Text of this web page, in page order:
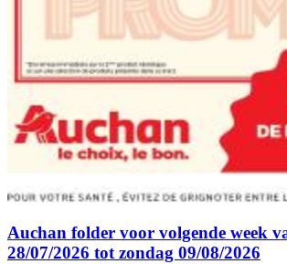
Auchan folder voor volgende week
28/07/2026 tot zondag 09/08/2026